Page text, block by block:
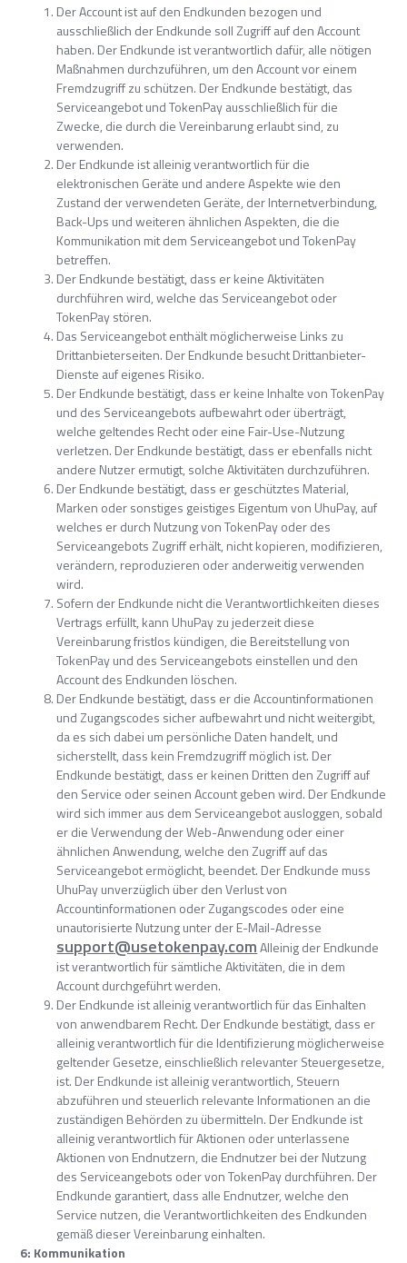
Der Account ist auf den Endkunden bezogen und
ausschließlich der Endkunde soll Zugriff auf den Account
haben. Der Endkunde ist verantwortlich dafür, alle nötigen
Maßnahmen durchzuführen, um den Account vor einem
Fremdzugriff zu schützen. Der Endkunde bestätigt, das
Serviceangebot und TokenPay ausschließlich für die
Zwecke, die durch die Vereinbarung erlaubt sind, zu
verwenden.
Der Endkunde ist alleinig verantwortlich für die
elektronischen Geräte und andere Aspekte wie den
Zustand der verwendeten Geräte, der Internetverbindung,
Back-Ups und weiteren ähnlichen Aspekten, die die
Kommunikation mit dem Serviceangebot und TokenPay
betreffen.
Der Endkunde bestätigt, dass er keine Aktivitäten
durchführen wird, welche das Serviceangebot oder
TokenPay stören.
Das Serviceangebot enthält möglicherweise Links zu
Drittanbieterseiten. Der Endkunde besucht Drittanbieter-
Dienste auf eigenes Risiko.
Der Endkunde bestätigt, dass er keine Inhalte von TokenPay
und des Serviceangebots aufbewahrt oder überträgt,
welche geltendes Recht oder eine Fair-Use-Nutzung
verletzen. Der Endkunde bestätigt, dass er ebenfalls nicht
andere Nutzer ermutigt, solche Aktivitäten durchzuführen.
Der Endkunde bestätigt, dass er geschütztes Material,
Marken oder sonstiges geistiges Eigentum von UhuPay, auf
welches er durch Nutzung von TokenPay oder des
Serviceangebots Zugriff erhält, nicht kopieren, modifizieren,
verändern, reproduzieren oder anderweitig verwenden
wird.
Sofern der Endkunde nicht die Verantwortlichkeiten dieses
Vertrags erfüllt, kann UhuPay zu jederzeit diese
Vereinbarung fristlos kündigen, die Bereitstellung von
TokenPay und des Serviceangebots einstellen und den
Account des Endkunden löschen.
Der Endkunde bestätigt, dass er die Accountinformationen
und Zugangscodes sicher aufbewahrt und nicht weitergibt,
da es sich dabei um persönliche Daten handelt, und
sicherstellt, dass kein Fremdzugriff möglich ist. Der
Endkunde bestätigt, dass er keinen Dritten den Zugriff auf
den Service oder seinen Account geben wird. Der Endkunde
wird sich immer aus dem Serviceangebot ausloggen, sobald
er die Verwendung der Web-Anwendung oder einer
ähnlichen Anwendung, welche den Zugriff auf das
Serviceangebot ermöglicht, beendet. Der Endkunde muss
UhuPay unverzüglich über den Verlust von
Accountinformationen oder Zugangscodes oder eine
unautorisierte Nutzung unter der E-Mail-Adresse
support@usetokenpay.comAlleinig der Endkunde
ist verantwortlich für sämtliche Aktivitäten, die in dem
Account durchgeführt werden.
Der Endkunde ist alleinig verantwortlich für das Einhalten
von anwendbarem Recht. Der Endkunde bestätigt, dass er
alleinig verantwortlich für die Identifizierung möglicherweise
geltender Gesetze, einschließlich relevanter Steuergesetze,
ist. Der Endkunde ist alleinig verantwortlich, Steuern
abzuführen und steuerlich relevante Informationen an die
zuständigen Behörden zu übermitteln. Der Endkunde ist
alleinig verantwortlich für Aktionen oder unterlassene
Aktionen von Endnutzern, die Endnutzer bei der Nutzung
des Serviceangebots oder von TokenPay durchführen. Der
Endkunde garantiert, dass alle Endnutzer, welche den
Service nutzen, die Verantwortlichkeiten des Endkunden
gemäß dieser Vereinbarung einhalten.
6: Kommunikation